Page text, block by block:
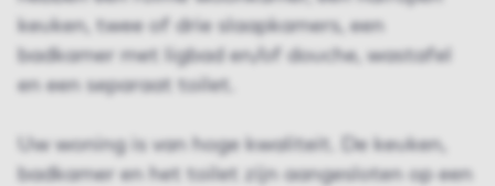
keuken, twee of drie slaapkamers, een
badkamer met ligbad en/of douche, wastafel
en een separaat toilet.
Uw woning is van hoge kwaliteit. De keuken,
badkamer en het toilet zijn aangesloten op een